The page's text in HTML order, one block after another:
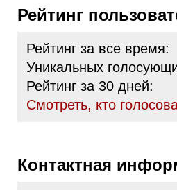
Рейтинг
Рейтинг за все время:
Уникальных
Рейтинг за 30 дней:
Cмотреть, кто
Контактная